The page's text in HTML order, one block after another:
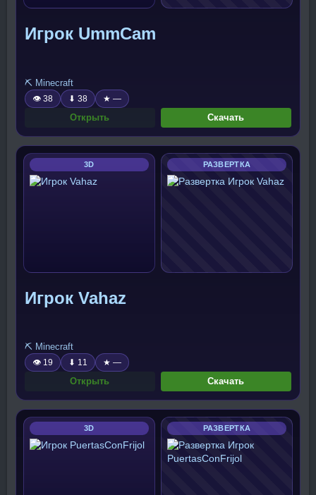
Игрок UmmCam
⛏️ Minecraft
👁 38 ⬇ 38 ★ —
Открыть Скачать
3D РАЗВЕРТКА
Игрок Vahaz
⛏️ Minecraft
👁 19 ⬇ 11 ★ —
Открыть Скачать
3D РАЗВЕРТКА